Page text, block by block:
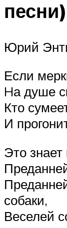
песни)
Юрий
Если
Hа душе
Кто
И
Это
собаки,
Веселей